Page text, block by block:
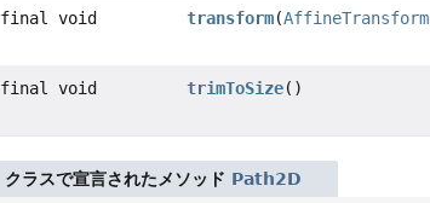
final void transform(AffineTransform
final void trimToSize()
クラスで宣言されたメソッド Path2D